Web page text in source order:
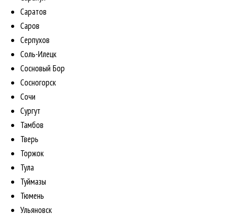
Саратов
Саров
Серпухов
Соль-Илецк
Сосновый Бор
Сосногорск
Сочи
Сургут
Тамбов
Тверь
Торжок
Тула
Туймазы
Тюмень
Ульяновск